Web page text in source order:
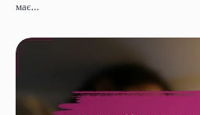
має…